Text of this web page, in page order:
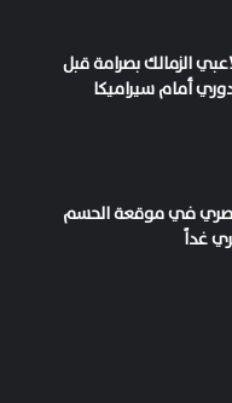
الزمالك بصرامة قبل
أمام سيراميكا
في موقعة الحسم
غداً